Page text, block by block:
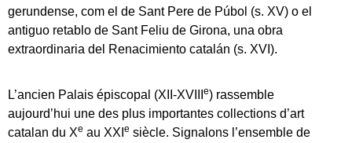
gerundense, com el de Sant Pere de Púbol (s. XV) o el
antiguo retablo de Sant Feliu de Girona, una obra
extraordinaria del Renacimiento catalán (s. XVI).
L’ancien Palais épiscopal (XII-XVIII e) rassemble
aujourd’hui une des plus importantes collections d’art
catalan du Xe au XXI e siècle. Signalons l’ensemble de